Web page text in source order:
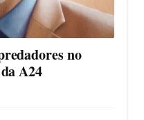
no
A24